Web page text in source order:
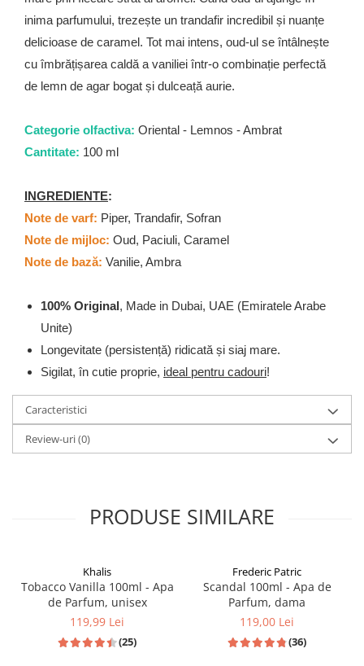
Vurv
Wadi al Khaleej
Zaien
Zirconia
Mai Multe >>
Parfumuri Clona Originale
Puncte Cadou
Recenzii clienti
Blog
inima parfumului, trezește un trandafir incredibil și nuanțe
delicioase de caramel. Tot mai intens, oud-ul se întâlnește
cu îmbrățișarea caldă a vaniliei într-o combinație perfectă
de lemn de agar bogat și dulceață aurie.
Categorie olfactiva: Oriental - Lemnos - Ambrat
Cantitate: 100 ml
INGREDIENTE:
Note de varf: Piper, Trandafir, Sofran
Note de mijloc: Oud, Paciuli, Caramel
Note de bază: Vanilie, Ambra
100% Original, Made in Dubai, UAE (Emiratele Arabe
Unite)
Longevitate (persistență) ridicată și siaj mare.
Sigilat, în cutie proprie, ideal pentru cadouri!
Caracteristici
Review-uri(0)
PRODUSE SIMILARE
Khalis
Tobacco Vanilla 100ml - Apa
de Parfum, unisex
119,99 Lei
(25)
Frederic Patric
Scandal 100ml - Apa de
Parfum, dama
119,00 Lei
(36)